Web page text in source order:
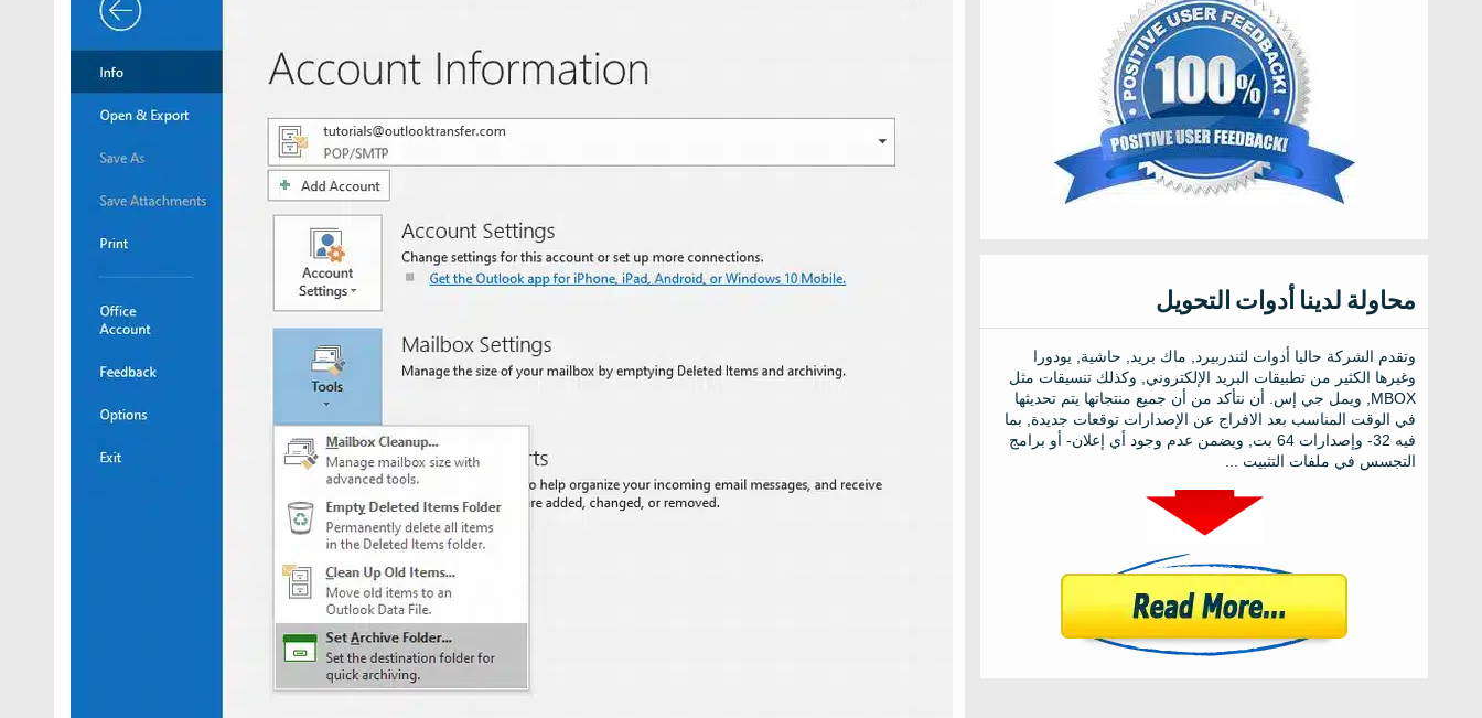
محاولة لدينا أدوات التحويل
وتقدم الشركة حاليا أدوات لثندربيرد, ماك بريد, حاشية, يودورا
وغيرها الكثير من تطبيقات البريد الإلكتروني, وكذلك تنسيقات مثل
MBOX, ويمل جي إس. أن نتأكد من أن جميع منتجاتها يتم تحديثها
في الوقت المناسب بعد الافراج عن الإصدارات توقعات جديدة, بما
فيه 32- وإصدارات 64 بت, ويضمن عدم وجود أي إعلان- أو برامج
التجسس في ملفات التثبيت ...